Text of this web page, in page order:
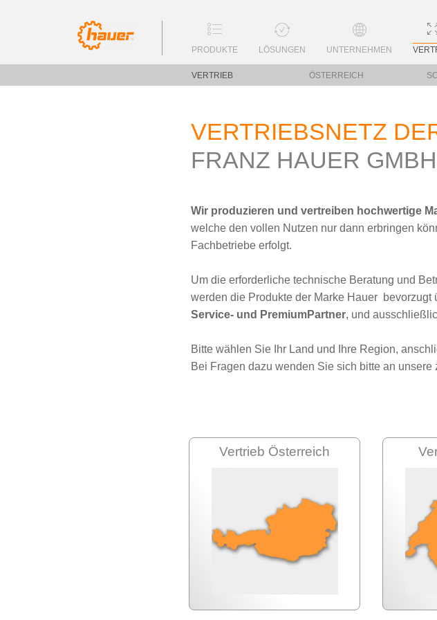
PRODUKTE LÖSUNGEN UNTERNEHMEN
VERTRIEB ÖSTERREICH
VERTRIEBSNETZ
FRANZ HAUER
Wir produzieren und vertreiben hochwertige
welche den vollen Nutzen nur dann erbringen
Fachbetriebe erfolgt.
Um die erforderliche technische Beratung und
werden die Produkte der Marke Hauer
Service- und PremiumPartner, und
Bitte wählen Sie Ihr Land und Ihre Region,
Bei Fragen dazu wenden Sie sich bitte an
Vertrieb Österreich